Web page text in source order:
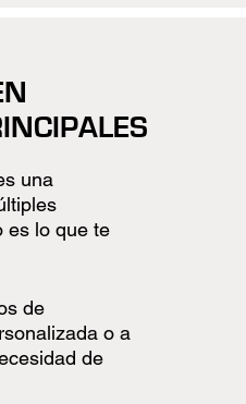
una
es lo que te
de
o a
de